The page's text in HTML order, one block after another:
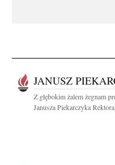
JANUSZ
Z głębokim żalem żegnam
Janusza Piekarczyka